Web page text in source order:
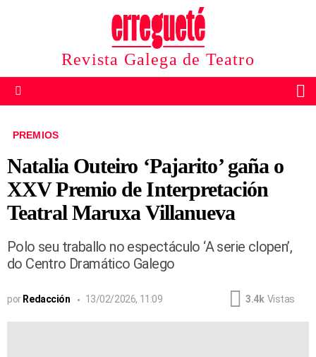
Revista Galega de Teatro
PREMIOS
Natalia Outeiro ‘Pajarito’ gaña o
XXV Premio de Interpretación
Teatral Maruxa Villanueva
Polo seu traballo no espectáculo ‘A serie clopen’,
do Centro Dramático Galego
por Redacción 13/02/2026, 11:09 3.4k Vistas